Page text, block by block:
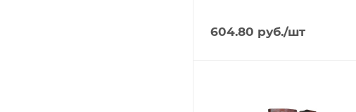
604.80 руб./шт